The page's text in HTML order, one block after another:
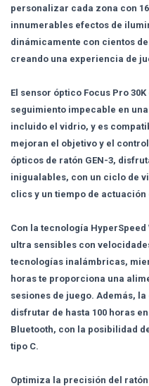
personalizar cada zona con
innumerables efectos de
dinámicamente con cientos
creando una experiencia de
El sensor óptico Focus Pro
seguimiento impecable en
incluido el vidrio, y es
mejoran el objetivo y el
ópticos de ratón GEN-3,
inigualables, con un ciclo de
clics y un tiempo de actuación
Con la tecnología
ultra sensibles con
tecnologías inalámbricas,
horas te proporciona una
sesiones de juego. Además,
disfrutar de hasta 100 horas
Bluetooth, con la posibilidad
tipo C.
Optimiza la precisión del